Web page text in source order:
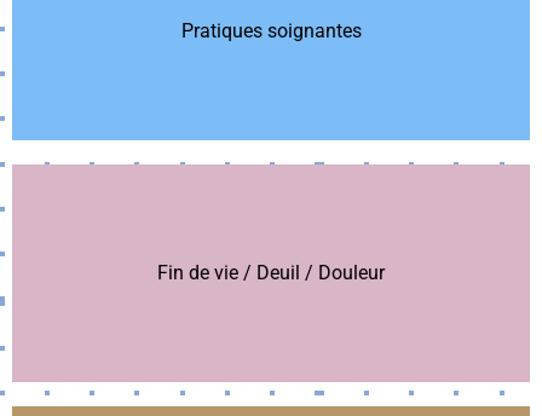
Pratiques soignantes
Pratiques soignantes
Fin de vie / Deuil / Douleur
Fin de vie / Deuil / Douleur